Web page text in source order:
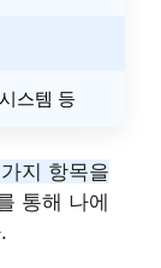
스템 등
지 항목을
통해 나에